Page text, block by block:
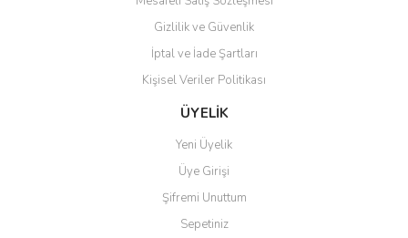
Gönder
Gizlilik ve Güvenlik
İptal ve İade Şartları
Kişisel Veriler Politikası
ÜYELİK
Yeni Üyelik
Üye Girişi
Şifremi Unuttum
Sepetiniz